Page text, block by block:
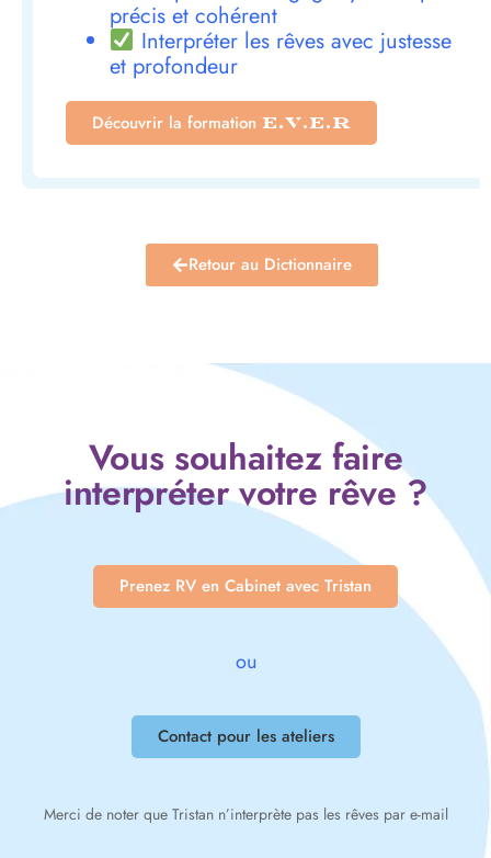
précis et cohérent
Interpréter les rêves avec justesse
et profondeur
Découvrir la formation E.V.E.R
Retour au Dictionnaire
Vous souhaitez faire
interpréter votre rêve ?
Prenez RV en Cabinet avec Tristan
ou
Contact pour les ateliers
Merci de noter que Tristan n’interprète pas les rêves par e-mail